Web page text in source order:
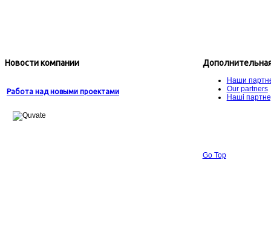
Новости компании
Работа над новыми проектами
Наши
Our partners
Наші
Go Top